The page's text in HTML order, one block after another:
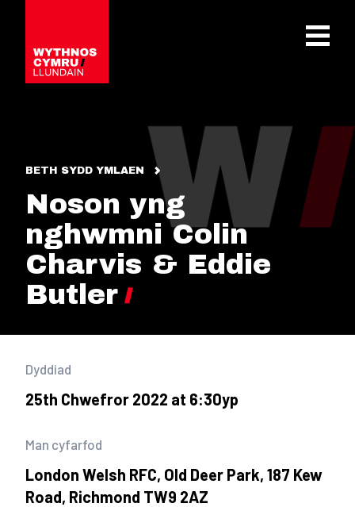
OPEN
BETH SYDD YMLAEN
Noson yng
nghwmni Colin
Charvis & Eddie
Butler
Dyddiad
25th Chwefror 2022 at 6:30yp
Man cyfarfod
London Welsh RFC, Old Deer Park, 187 Kew
Road, Richmond TW9 2AZ